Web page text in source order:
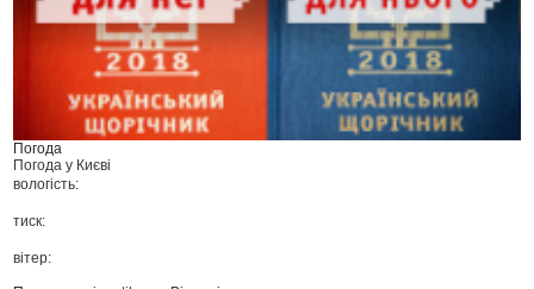
Погода
Погода у Києві
вологість:
тиск:
вітер: